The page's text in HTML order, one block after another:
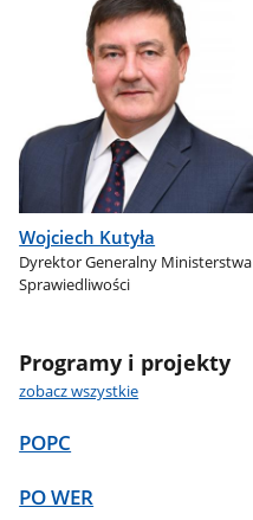
Wojciech Kutyła
Dyrektor Generalny Ministerstwa
Sprawiedliwości
Programy i projekty
zobacz wszystkie
POPC
PO WER